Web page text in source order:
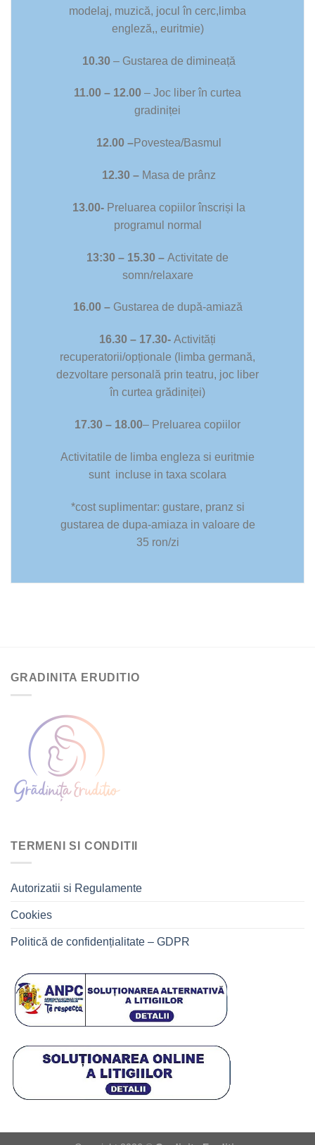
modelaj, muzică, jocul în cerc,limba
engleză,, euritmie)
10.30 – Gustarea de dimineață
11.00 – 12.00 – Joc liber în curtea
gradiniței
12.00 –Povestea/Basmul
12.30 – Masa de prânz
13.00- Preluarea copiilor înscriși la
programul normal
13:30 – 15.30 – Activitate de
somn/relaxare
16.00 – Gustarea de după-amiază
16.30 – 17.30- Activități
recuperatorii/opționale (limba germană,
dezvoltare personală prin teatru, joc liber
în curtea grădiniței)
17.30 – 18.00– Preluarea copiilor
Activitatile de limba engleza si euritmie
sunt incluse in taxa scolara
*cost suplimentar: gustare, pranz si
gustarea de dupa-amiaza in valoare de
35 ron/zi
GRADINITA ERUDITIO
TERMENI SI CONDITII
Autorizatii si Regulamente
Cookies
Politică de confidențialitate – GDPR